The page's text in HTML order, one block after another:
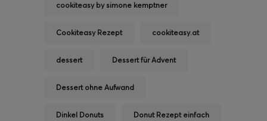
cookiteasy by simone kemptner
Cookiteasy Rezept cookiteasy.at
dessert Dessert für Advent
Dessert ohne Aufwand
Dinkel Donuts Donut Rezept einfach